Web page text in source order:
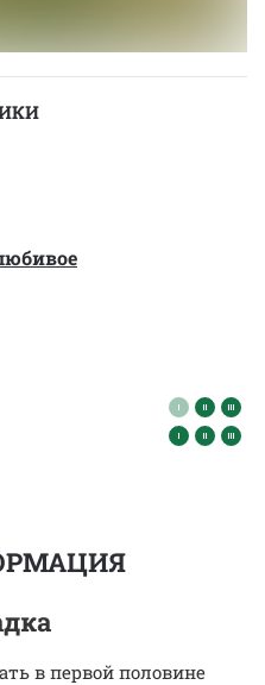
в первой половине